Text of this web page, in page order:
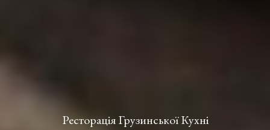
Ресторація Грузинської Кухні